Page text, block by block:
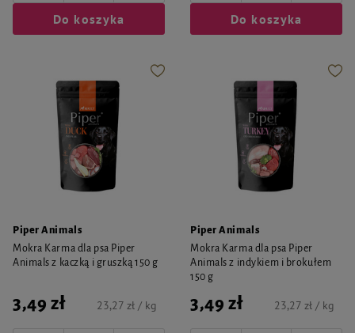
Do koszyka Do koszyka
Piper Animals
Mokra Karma dla psa Piper
Animals z kaczką i gruszką 150 g
3,49 zł 23,27 zł / kg
Piper Animals
Mokra Karma dla psa Piper
Animals z indykiem i brokułem
150 g
3,49 zł 23,27 zł / kg